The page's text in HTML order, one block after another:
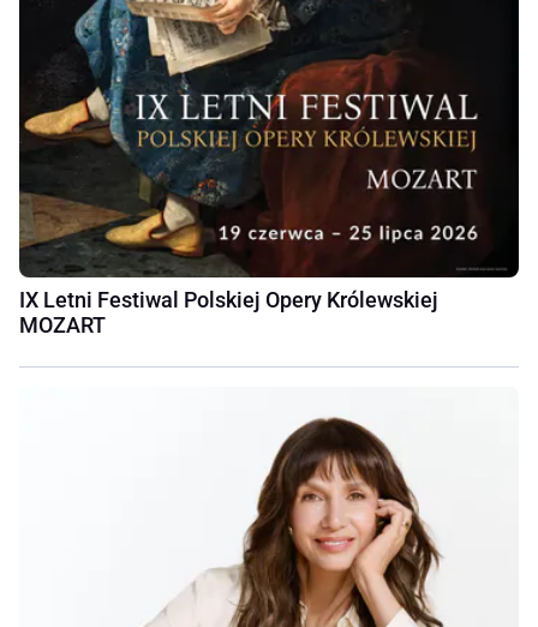
IX Letni Festiwal Polskiej Opery Królewskiej
MOZART